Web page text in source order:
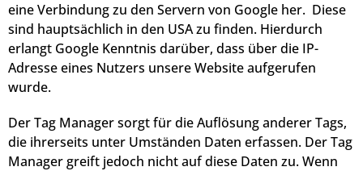
eine Verbindung zu den Servern von Google her. Diese
sind hauptsächlich in den USA zu finden. Hierdurch
erlangt Google Kenntnis darüber, dass über die IP-
Adresse eines Nutzers unsere Website aufgerufen
wurde.
Der Tag Manager sorgt für die Auflösung anderer Tags,
die ihrerseits unter Umständen Daten erfassen. Der Tag
Manager greift jedoch nicht auf diese Daten zu. Wenn